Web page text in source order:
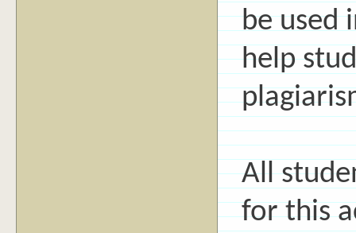
be used
help
All
for this